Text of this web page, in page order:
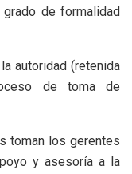
de formalidad
autoridad (retenida
de toma de
toman los gerentes
y asesoría a la